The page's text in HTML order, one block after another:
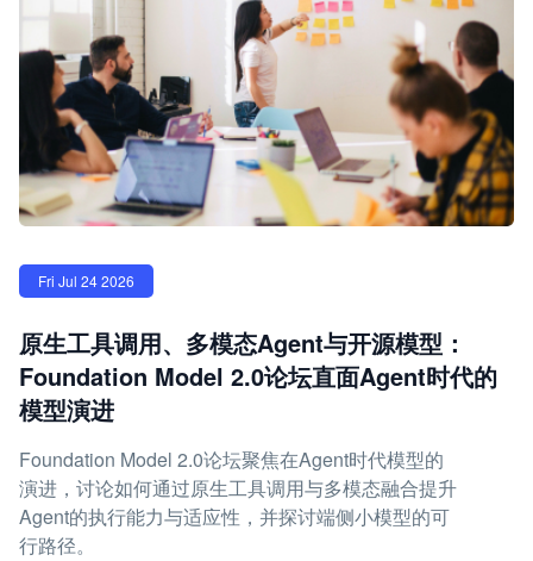
Fri Jul 24 2026
原生工具调用、多模态Agent与开源模型：
Foundation Model 2.0论坛直面Agent时代的
模型演进
Foundation Model 2.0论坛聚焦在Agent时代模型的
演进，讨论如何通过原生工具调用与多模态融合提升
Agent的执行能力与适应性，并探讨端侧小模型的可
行路径。